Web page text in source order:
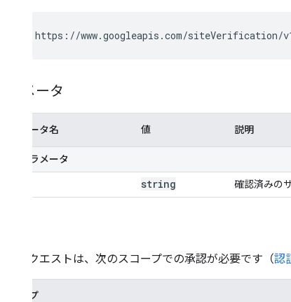
GET https://www.googleapis.com/siteVerification/
パラメータ
パラメータ名 値 説明
パスパラメータ
string 確認済みの
このリクエストは、次のスコープでの承認が必要です（認
スコープ